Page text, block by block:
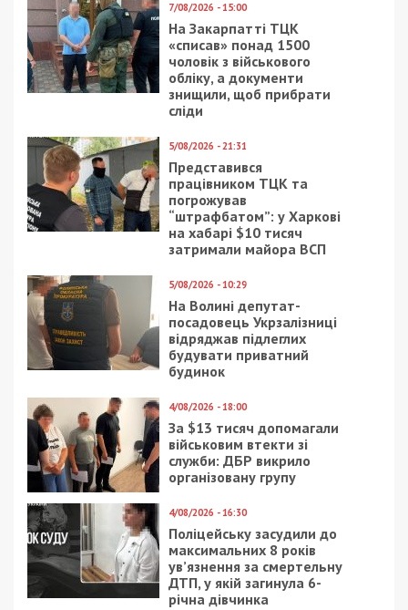
7/08/2026 - 15:00
На Закарпатті ТЦК
«списав» понад 1500
чоловік з військового
обліку, а документи
знищили, щоб прибрати
сліди
5/08/2026 - 21:31
Представився
працівником ТЦК та
погрожував
“штрафбатом”: у Харкові
на хабарі $10 тисяч
затримали майора ВСП
5/08/2026 - 10:29
На Волині депутат-
посадовець Укрзалізниці
відряджав підлеглих
будувати приватний
будинок
4/08/2026 - 18:00
За $13 тисяч допомагали
військовим втекти зі
служби: ДБР викрило
організовану групу
4/08/2026 - 16:30
Поліцейську засудили до
максимальних 8 років
ув’язнення за смертельну
ДТП, у якій загинула 6-
річна дівчинка